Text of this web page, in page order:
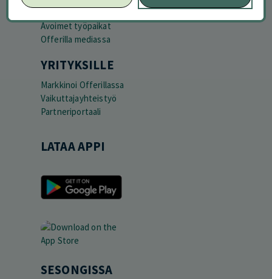
Avoimet työpaikat
Offerilla mediassa
YRITYKSILLE
Markkinoi Offerillassa
Vaikuttajayhteistyö
Partneriportaali
LATAA APPI
SESONGISSA